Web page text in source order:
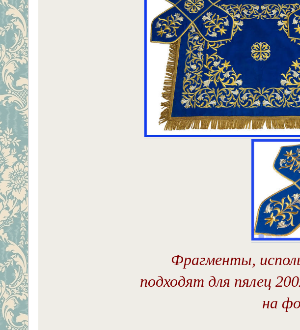
Фрагменты,
подходят для пялец
на